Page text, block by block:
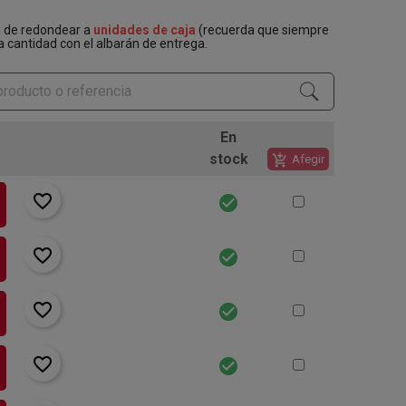
redondear a unidades de caja (recuerda que siempre
con el albarán de entrega.
En
stock
add_shopping_cart Afegir
favorite_border check_circle
favorite_border check_circle
favorite_border check_circle
favorite_border check_circle